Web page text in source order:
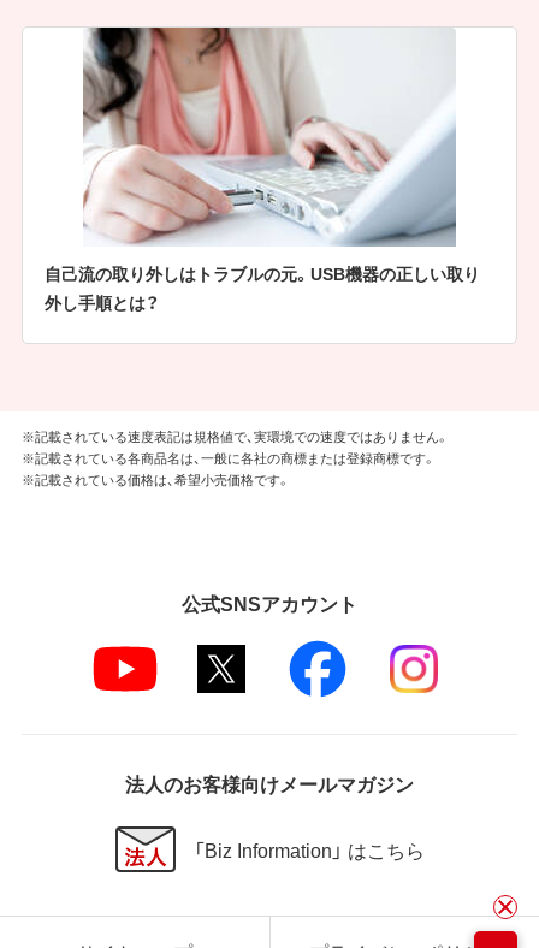
自己流の取り外しはトラブルの元。USB機器の正しい取り
外し手順とは？
※記載されている速度表記は規格値で、実環境での速度ではありません。
※記載されている各商品名は、一般に各社の商標または登録商標です。
※記載されている価格は、希望小売価格です。
公式SNSアカウント
法人のお客様向けメールマガジン
「Biz Information」 はこちら